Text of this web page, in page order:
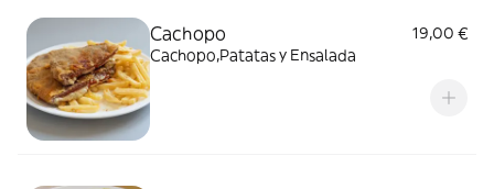
Cachopo
19,00 €
Cachopo,Patatas y Ensalada